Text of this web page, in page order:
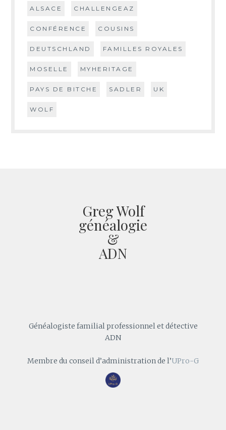
ALSACE CHALLENGEAZ
CONFÉRENCE COUSINS
DEUTSCHLAND FAMILLES ROYALES
MOSELLE MYHERITAGE
PAYS DE BITCHE SADLER UK
WOLF
Greg Wolf
généalogie
&
ADN
Généalogiste familial professionnel et détective
ADN
Membre du conseil d’administration de l’UPro-G